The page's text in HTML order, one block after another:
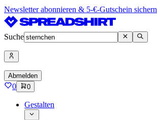
Newsletter abonnieren & 5-€-Gutschein sichern
Suche
Abmelden
0 0
Gestalten